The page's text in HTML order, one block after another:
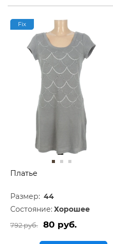
Fix
Платье
Размер: 44
Состояние: Хорошее
792 руб. 80 руб.